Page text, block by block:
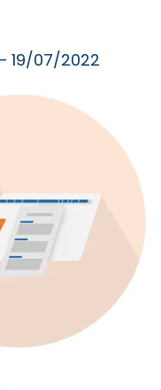
19/07/2022